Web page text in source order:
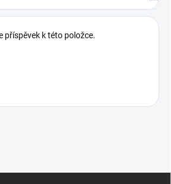
příspěvek k této položce.